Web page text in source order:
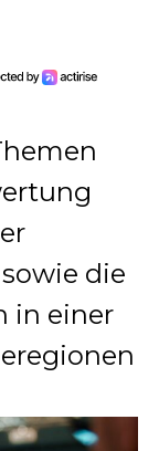
die
in einer